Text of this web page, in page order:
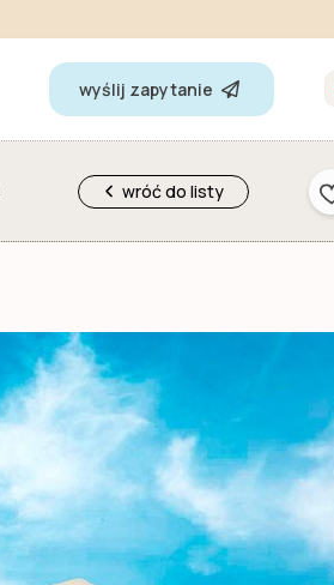
wyślij zapytanie
wróć do listy